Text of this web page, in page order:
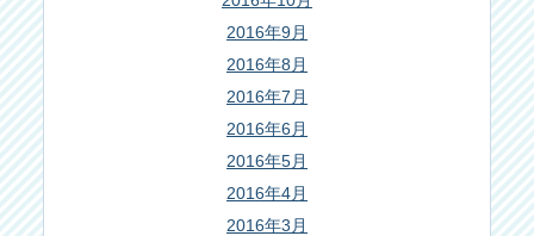
2016年9月
2016年8月
2016年7月
2016年6月
2016年5月
2016年4月
2016年3月